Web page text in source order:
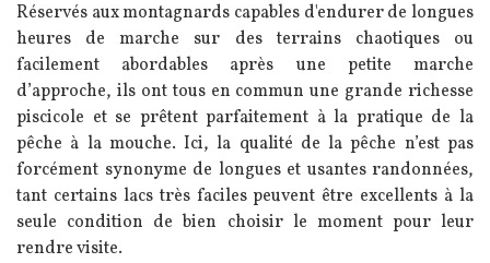
Réservés aux montagnards capables d'endurer de longues
heures de marche sur des terrains chaotiques ou
facilement abordables après une petite marche
d’approche, ils ont tous en commun une grande richesse
piscicole et se prêtent parfaitement à la pratique de la
pêche à la mouche.Ici, la qualité de la pêche n’est pas
forcément synonyme de longues et usantes randonnées,
tant certains lacs très faciles peuvent être excellents à la
seule condition de bien choisir le moment pour leur
rendre visite.